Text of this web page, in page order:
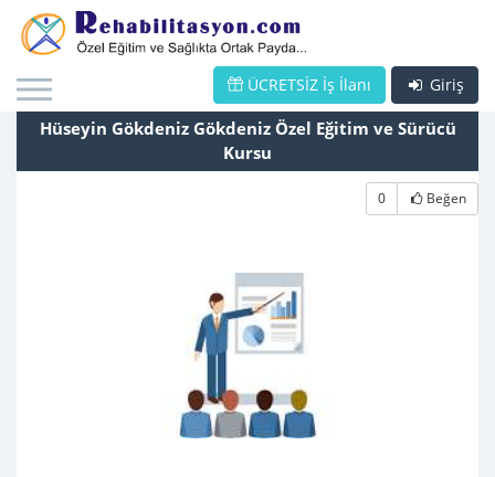
Giriş
ÜCRETSİZ İş İlanı
Hüseyin Gökdeniz Gökdeniz Özel Eğitim ve Sürücü
Kursu
0 Beğen